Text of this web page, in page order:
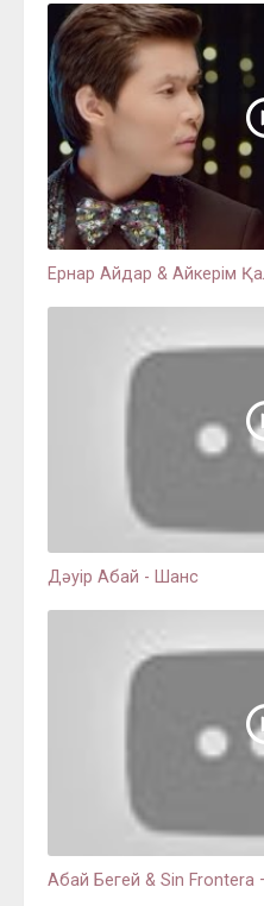
Ернар Айдар & Айкерім
Дәуір Абай - Шанс
Абай Бегей & Sin Frоntera